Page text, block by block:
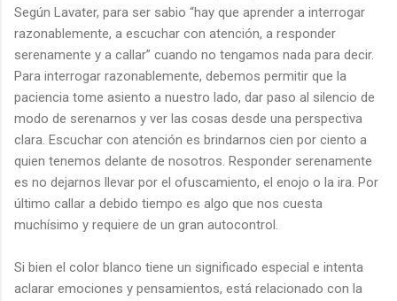
Según Lavater, para ser sabio “hay que aprender a interrogar
razonablemente, a escuchar con atención, a responder
serenamente y a callar” cuando no tengamos nada para decir.
Para interrogar razonablemente, debemos permitir que la
paciencia tome asiento a nuestro lado, dar paso al silencio de
modo de serenarnos y ver las cosas desde una perspectiva
clara. Escuchar con atención es brindarnos cien por ciento a
quien tenemos delante de nosotros. Responder serenamente
es no dejarnos llevar por el ofuscamiento, el enojo o la ira. Por
último callar a debido tiempo es algo que nos cuesta
muchísimo y requiere de un gran autocontrol.
Si bien el color blanco tiene un significado especial e intenta
aclarar emociones y pensamientos, está relacionado con la